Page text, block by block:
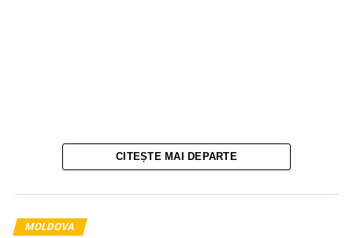
CITEȘTE MAI DEPARTE
MOLDOVA